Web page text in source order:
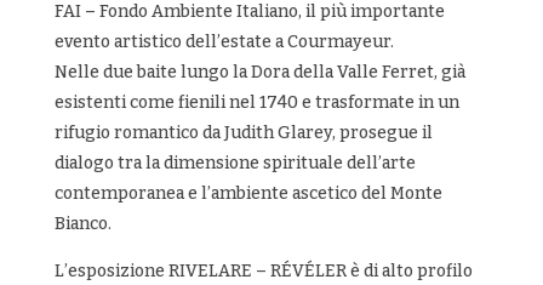
FAI – Fondo Ambiente Italiano, il più importante
evento artistico dell’estate a Courmayeur.
Nelle due baite lungo la Dora della Valle Ferret, già
esistenti come fienili nel 1740 e trasformate in un
rifugio romantico da Judith Glarey, prosegue il
dialogo tra la dimensione spirituale dell’arte
contemporanea e l’ambiente ascetico del Monte
Bianco.
L’esposizione RIVELARE – RÉVÉLER è di alto profilo